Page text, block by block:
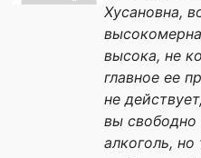
Хусановна,
высока, не
главное ее
не
вы свободно
алкоголь,